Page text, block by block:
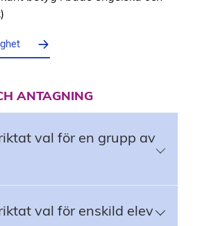
ANTAGNING
val för en grupp av
val för enskild elev